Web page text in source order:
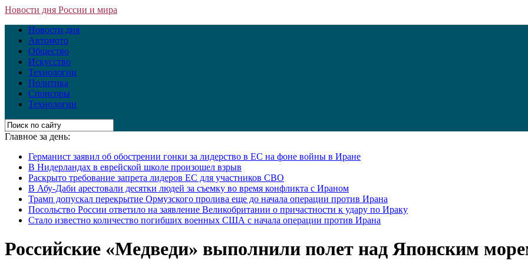
Новости дня России и мира
Новости дня
Автомото
Общество
Искусство
Технологии
Политика
Спонсоры
Технологии
Главное за день:
Германист заявил об обострении гонки за лидерство в ЕС на фоне войны в Иране
В Нидерландах в еврейской школе произошел взрыв
Раскрыто требование запрета лидеров ЕС для участников СВО
В Абу-Даби арестовали десятки людей за съемку во время конфликта с Ираном
Трамп допускал перекрытие Ормузского пролива еще до начала операции против Ирана
Посольство России ответило на заявление Великобритании о причастности к удару по Ираку
Стало известно количество погибших военных США с начала операции против Ирана
Российские «Медведи» выполнили полет над Японским